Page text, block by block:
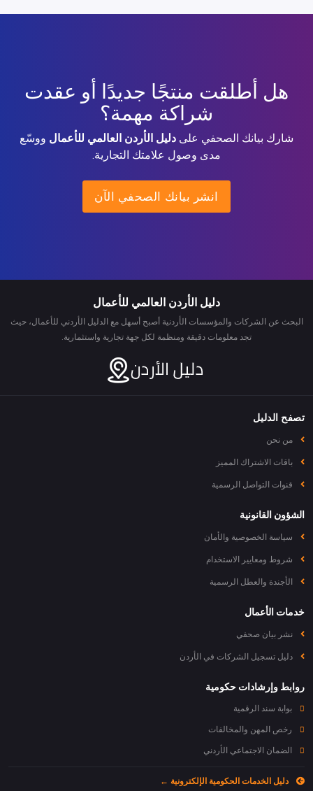
هل أطلقت منتجًا جديدًا أو عقدت
شراكة مهمة؟
شارك بيانك الصحفي على دليل الأردن العالمي للأعمال ووسّع
مدى وصول علامتك التجارية.
انشر بيانك الصحفي الآن
دليل الأردن العالمي للأعمال
البحث عن الشركات والمؤسسات الأردنية أصبح أسهل مع الدليل الأردني للأعمال، حيث
تجد معلومات دقيقة ومنظمة لكل جهة تجارية واستثمارية.
تصفح الدليل
من نحن
باقات الاشتراك المميز
قنوات التواصل الرسمية
الشؤون القانونية
سياسة الخصوصية والأمان
شروط ومعايير الاستخدام
الأجندة والعطل الرسمية
خدمات الأعمال
نشر بيان صحفي
دليل تسجيل الشركات في الأردن
روابط وإرشادات حكومية
بوابة سند الرقمية
رخص المهن والمخالفات
الضمان الاجتماعي الأردني
دليل الخدمات الحكومية الإلكترونية ←